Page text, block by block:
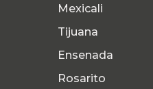
Mexicali
Tijuana
Ensenada
Rosarito